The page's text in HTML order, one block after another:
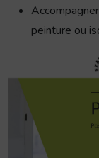
peinture ou